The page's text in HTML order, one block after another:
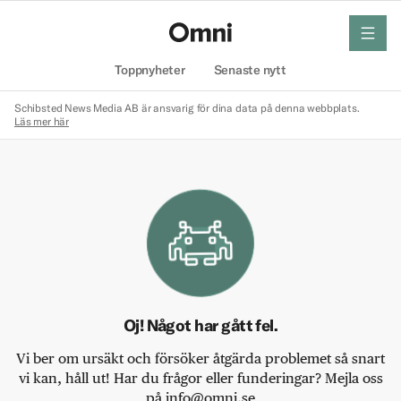
Toppnyheter Senaste nytt
meny
Schibsted News Media AB är ansvarig för dina data på denna webbplats.
Läs mer här
Oj! Något har gått fel.
Vi ber om ursäkt och försöker åtgärda problemet så snart
vi kan, håll ut! Har du frågor eller funderingar? Mejla oss